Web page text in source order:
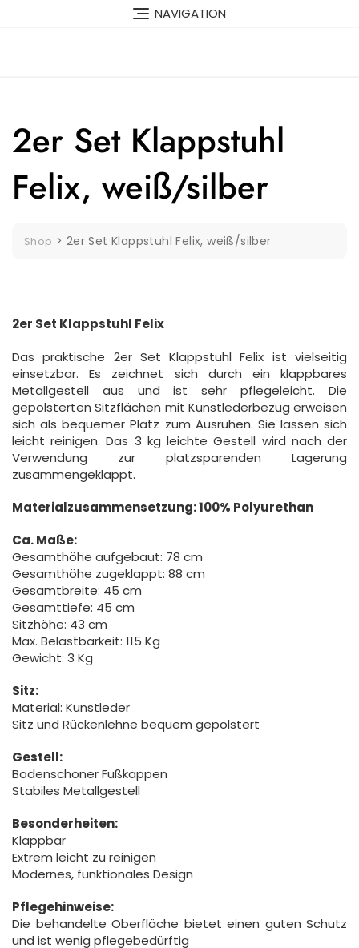
NAVIGATION
2er Set Klappstuhl
Felix, weiß/silber
Shop > 2er Set Klappstuhl Felix, weiß/silber
2er Set Klappstuhl Felix
Das praktische 2er Set Klappstuhl Felix ist vielseitig
einsetzbar. Es zeichnet sich durch ein klappbares
Metallgestell aus und ist sehr pflegeleicht. Die
gepolsterten Sitzflächen mit Kunstlederbezug erweisen
sich als bequemer Platz zum Ausruhen. Sie lassen sich
leicht reinigen. Das 3 kg leichte Gestell wird nach der
Verwendung zur platzsparenden Lagerung
zusammengeklappt.
Materialzusammensetzung:100% Polyurethan
Ca. Maße:
Gesamthöhe aufgebaut: 78 cm
Gesamthöhe zugeklappt: 88 cm
Gesamtbreite: 45 cm
Gesamttiefe: 45 cm
Sitzhöhe: 43 cm
Max. Belastbarkeit: 115 Kg
Gewicht: 3 Kg
Sitz:
Material: Kunstleder
Sitz und Rückenlehne bequem gepolstert
Gestell:
Bodenschoner Fußkappen
Stabiles Metallgestell
Besonderheiten:
Klappbar
Extrem leicht zu reinigen
Modernes, funktionales Design
Pflegehinweise:
Die behandelte Oberfläche bietet einen guten Schutz
und ist wenig pflegebedürftig